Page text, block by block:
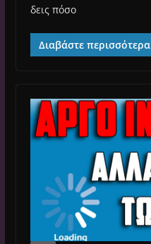
δεις πόσο
Διαβάστε περισσότερα